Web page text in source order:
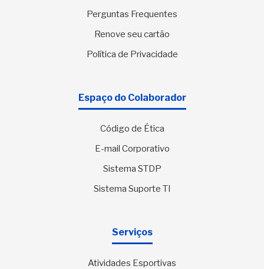
Perguntas Frequentes
Renove seu cartão
Política de Privacidade
Espaço do Colaborador
Código de Ética
E-mail Corporativo
Sistema STDP
Sistema Suporte TI
Serviços
Atividades Esportivas